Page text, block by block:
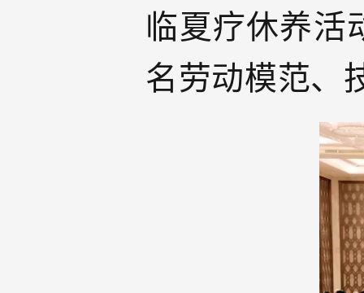
临夏疗休养活
名劳动模范、